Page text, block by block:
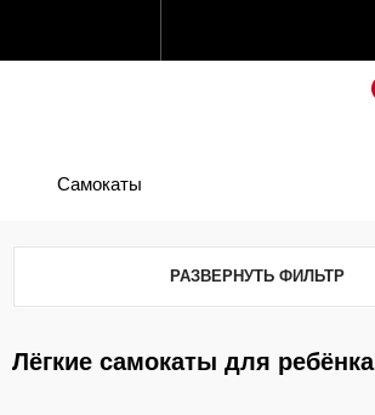
Самокаты
РАЗВЕРНУТЬ ФИЛЬТР
Лёгкие самокаты для ребёнка